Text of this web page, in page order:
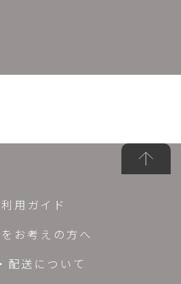
用ガイド
お考えの方へ
配送について